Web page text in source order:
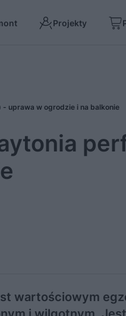
Projekty
uprawa w ogrodzie i na balkonie
wartościowym